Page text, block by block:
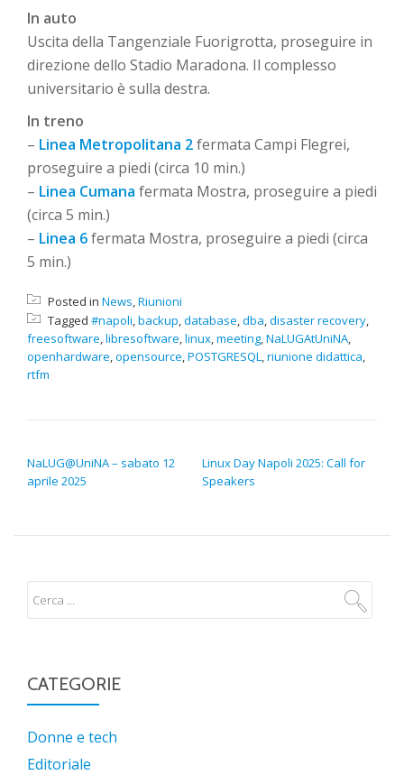
In auto
Uscita della Tangenziale Fuorigrotta, proseguire in
direzione dello Stadio Maradona. Il complesso
universitario è sulla destra.
In treno
– Linea Metropolitana 2fermata Campi Flegrei,
proseguire a piedi (circa 10 min.)
– Linea Cumana fermata Mostra, proseguire a piedi
(circa 5 min.)
– Linea 6fermata Mostra, proseguire a piedi (circa
5 min.)
Posted in News,Riunioni
Tagged #napoli,backup,database,dba,disaster recovery,
freesoftware,libresoftware,linux,meeting,NaLUGAtUniNA,
openhardware,opensource,POSTGRESQL,riunione didattica,
rtfm
NaLUG@UniNA – sabato 12
aprile 2025
Linux Day Napoli 2025: Call for
Speakers
CATEGORIE
Donne e tech
Editoriale